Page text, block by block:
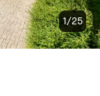
1/25